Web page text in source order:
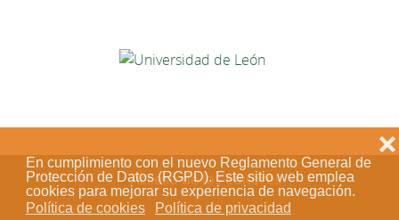
En cumplimiento con el nuevo Reglamento General de
Protección de Datos (RGPD). Este sitio web emplea
cookies para mejorar su experiencia de navegación.
Política de cookies
Política de privacidad
❌
Acceso de los editores